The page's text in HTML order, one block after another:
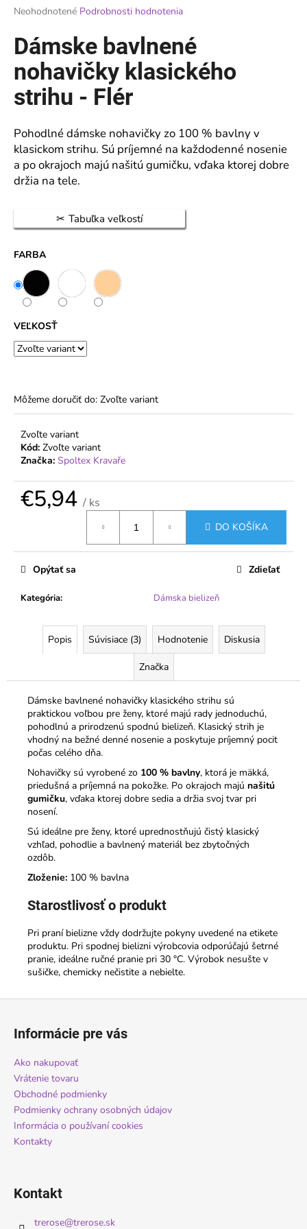
Priemerné
produktu
je
hviezdičiek.
Neohodnotené Podrobnosti hodnotenia
Dámske bavlnené
nohavičky klasického
strihu - Flér
Pohodlné dámske nohavičky zo 100 % bavlny v
klasickom strihu. Sú príjemné na každodenné nosenie
a po okrajoch majú našitú gumičku, vďaka ktorej dobre
držia na tele.
Tabuľka veľkostí
FARBA
VEĽKOSŤ
Môžeme doručiť do: Zvoľte variant
Zvoľte variant
Kód: Zvoľte variant
Značka: Spoltex Kravaře
€5,94 / ks
DO KOŠÍKA
Kategória: Dámska bielizeň
Opýtať sa Zdieľať
Popis Súvisiace (3) Hodnotenie Diskusia
Značka
Dámske bavlnené nohavičky klasického strihu sú
praktickou voľbou pre ženy, ktoré majú rady jednoduchú,
pohodlnú a prirodzenú spodnú bielizeň. Klasický strih je
vhodný na bežné denné nosenie a poskytuje príjemný pocit
počas celého dňa.
Nohavičky sú vyrobené zo 100 % bavlny, ktorá je mäkká,
priedušná a príjemná na pokožke. Po okrajoch majú našitú
gumičku, vďaka ktorej dobre sedia a držia svoj tvar pri
nosení.
Sú ideálne pre ženy, ktoré uprednostňujú čistý klasický
vzhľad, pohodlie a bavlnený materiál bez zbytočných
ozdôb.
Zloženie: 100 % bavlna
Starostlivosť o produkt
Pri praní bielizne vždy dodržujte pokyny uvedené na etikete
produktu. Pri spodnej bielizni výrobcovia odporúčajú šetrné
pranie, ideálne ručné pranie pri 30 °C. Výrobok nesušte v
sušičke, chemicky nečistite a nebielte.
á
j
s
ť
?
HĽADAŤ
d
p
r
ú
a
m
e
NADROZMERNÉ
PANČUCHOVÉ
NOHAVICE
VETERNICA
20
DEN
KLINOM
€1,99
Informácie pre vás
Ako nakupovať
Vrátenie tovaru
Obchodné podmienky
Podmienky ochrany osobných údajov
Informácia o používaní cookies
Kontakty
Kontakt
trerose@trerose.sk